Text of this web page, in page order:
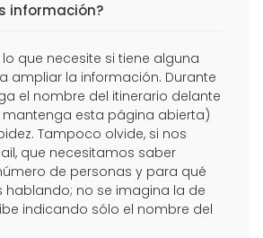
información?
que necesite si tiene alguna
ampliar la información. Durante
el nombre del itinerario delante
mantenga esta página abierta)
Tampoco olvide, si nos
que necesitamos saber
de personas y para qué
hablando; no se imagina la de
indicando sólo el nombre del